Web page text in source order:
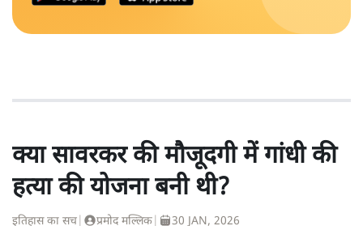
क्या सावरकर की मौजूदगी में गांधी की
हत्या की योजना बनी थी?
इतिहास का सच प्रमोद मल्लिक 30 JAN, 2026